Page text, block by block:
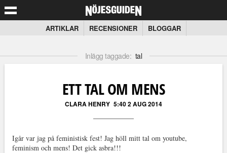
ARTIKLAR RECENSIONER BLOGGAR
Inlägg taggade: tal
ETT TAL OM MENS
CLARA HENRY 5:40 2 AUG 2014
Igår var jag på feministisk fest! Jag höll mitt tal om youtube,
feminism och mens! Det gick asbra!!!